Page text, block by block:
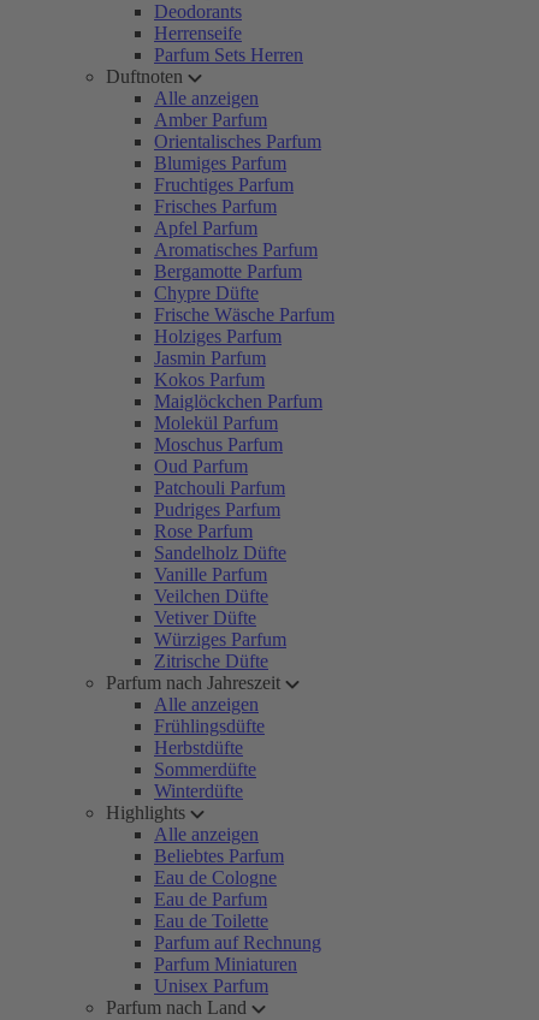
Deodorants
Herrenseife
Parfum Sets Herren
Duftnoten
Alle anzeigen
Amber Parfum
Orientalisches Parfum
Blumiges Parfum
Fruchtiges Parfum
Frisches Parfum
Apfel Parfum
Aromatisches Parfum
Bergamotte Parfum
Chypre Düfte
Frische Wäsche Parfum
Holziges Parfum
Jasmin Parfum
Kokos Parfum
Maiglöckchen Parfum
Molekül Parfum
Moschus Parfum
Oud Parfum
Patchouli Parfum
Pudriges Parfum
Rose Parfum
Sandelholz Düfte
Vanille Parfum
Veilchen Düfte
Vetiver Düfte
Würziges Parfum
Zitrische Düfte
Parfum nach Jahreszeit
Alle anzeigen
Frühlingsdüfte
Herbstdüfte
Sommerdüfte
Winterdüfte
Highlights
Alle anzeigen
Beliebtes Parfum
Eau de Cologne
Eau de Parfum
Eau de Toilette
Parfum auf Rechnung
Parfum Miniaturen
Unisex Parfum
Parfum nach Land